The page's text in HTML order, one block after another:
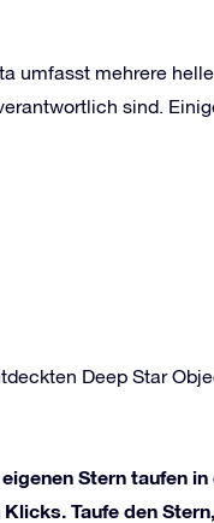
umfasst mehrere
sind.
Deep Star
Stern taufen
Taufe den